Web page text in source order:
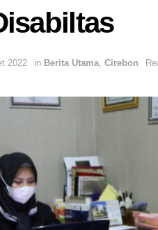
2022 in Berita Utama Cirebon